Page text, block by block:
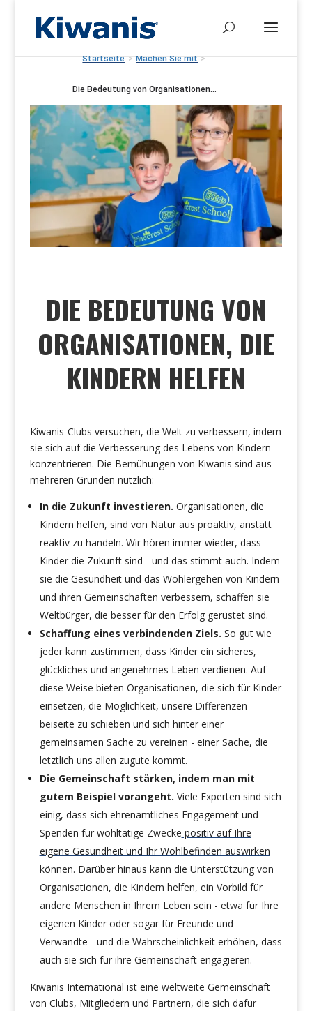
Startseite > Machen Sie mit >
Die Bedeutung von Organisationen...
DIE BEDEUTUNG VON
ORGANISATIONEN, DIE
KINDERN HELFEN
Kiwanis-Clubs versuchen, die Welt zu verbessern, indem
sie sich auf die Verbesserung des Lebens von Kindern
konzentrieren. Die Bemühungen von Kiwanis sind aus
mehreren Gründen nützlich:
In die Zukunft investieren. Organisationen, die
Kindern helfen, sind von Natur aus proaktiv, anstatt
reaktiv zu handeln. Wir hören immer wieder, dass
Kinder die Zukunft sind - und das stimmt auch. Indem
sie die Gesundheit und das Wohlergehen von Kindern
und ihren Gemeinschaften verbessern, schaffen sie
Weltbürger, die besser für den Erfolg gerüstet sind.
Schaffung eines verbindenden Ziels. So gut wie
jeder kann zustimmen, dass Kinder ein sicheres,
glückliches und angenehmes Leben verdienen. Auf
diese Weise bieten Organisationen, die sich für Kinder
einsetzen, die Möglichkeit, unsere Differenzen
beiseite zu schieben und sich hinter einer
gemeinsamen Sache zu vereinen - einer Sache, die
letztlich uns allen zugute kommt.
Die Gemeinschaft stärken, indem man mit
gutem Beispiel vorangeht. Viele Experten sind sich
einig, dass sich ehrenamtliches Engagement und
Spenden für wohltätige Zwecke positiv auf Ihre
eigene Gesundheit und Ihr Wohlbefinden auswirken
können. Darüber hinaus kann die Unterstützung von
Organisationen, die Kindern helfen, ein Vorbild für
andere Menschen in Ihrem Leben sein - etwa für Ihre
eigenen Kinder oder sogar für Freunde und
Verwandte - und die Wahrscheinlichkeit erhöhen, dass
auch sie sich für ihre Gemeinschaft engagieren.
Kiwanis International ist eine weltweite Gemeinschaft
von Clubs, Mitgliedern und Partnern, die sich dafür